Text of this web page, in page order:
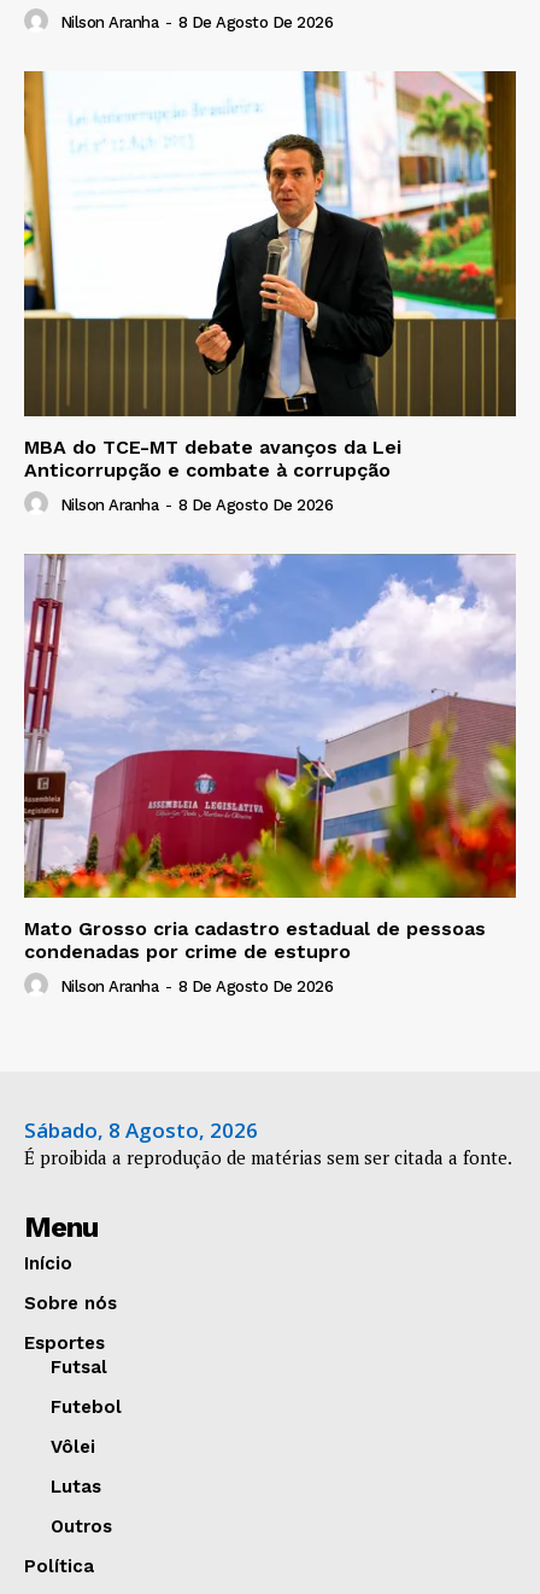
Nilson Aranha - 8 De Agosto De 2026
MBA do TCE-MT debate avanços da Lei
Anticorrupção e combate à corrupção
Nilson Aranha - 8 De Agosto De 2026
Mato Grosso cria cadastro estadual de pessoas
condenadas por crime de estupro
Nilson Aranha - 8 De Agosto De 2026
Sábado, 8 Agosto, 2026
É proibida a reprodução de matérias sem ser citada a fonte.
Menu
Início
Sobre nós
Esportes
Futsal
Futebol
Vôlei
Lutas
Outros
Política